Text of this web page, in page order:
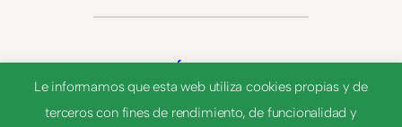
formar
Le informamos que esta web utiliza cookies propias y de
terceros con fines de rendimiento, de funcionalidad y